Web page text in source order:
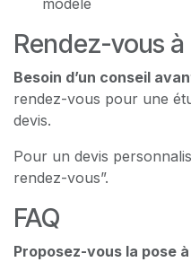
modèle
Rendez-vous à
Besoin d’un conseil
rendez-vous pour une
devis.
Pour un devis
rendez-vous”.
FAQ
Proposez-vous la pose